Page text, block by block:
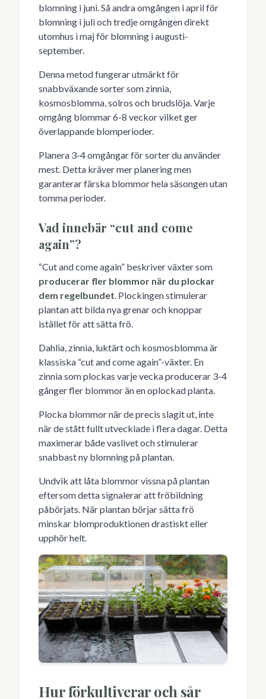
blomning i juni. Så andra omgången i april för
blomning i juli och tredje omgången direkt
utomhus i maj för blomning i augusti-
september.
Denna metod fungerar utmärkt för
snabbväxande sorter som zinnia,
kosmosblomma, solros och brudslöja. Varje
omgång blommar 6-8 veckor vilket ger
överlappande blomperioder.
Planera 3-4 omgångar för sorter du använder
mest. Detta kräver mer planering men
garanterar färska blommor hela säsongen utan
tomma perioder.
Vad innebär “cut and come
again”?
“Cut and come again” beskriver växter som
producerar fler blommor när du plockar
dem regelbundet. Plockingen stimulerar
plantan att bilda nya grenar och knoppar
istället för att sätta frö.
Dahlia, zinnia, luktärt och kosmosblomma är
klassiska “cut and come again”-växter. En
zinnia som plockas varje vecka producerar 3-4
gånger fler blommor än en oplockad planta.
Plocka blommor när de precis slagit ut, inte
när de stått fullt utvecklade i flera dagar. Detta
maximerar både vaslivet och stimulerar
snabbast ny blomning på plantan.
Undvik att låta blommor vissna på plantan
eftersom detta signalerar att fröbildning
påbörjats. När plantan börjar sätta frö
minskar blomproduktionen drastiskt eller
upphör helt.
Hur förkultiverar och sår